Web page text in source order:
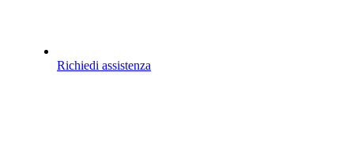
Richiedi assistenza